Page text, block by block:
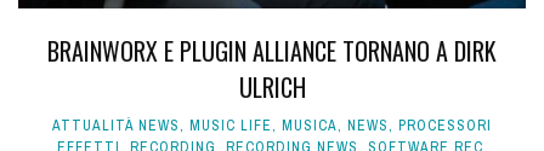
BRAINWORX E PLUGIN ALLIANCE TORNANO A DIRK
ULRICH
ATTUALITÀ NEWS, MUSIC LIFE, MUSICA, NEWS, PROCESSORI
EFFETTI, RECORDING, RECORDING NEWS, SOFTWARE REC,